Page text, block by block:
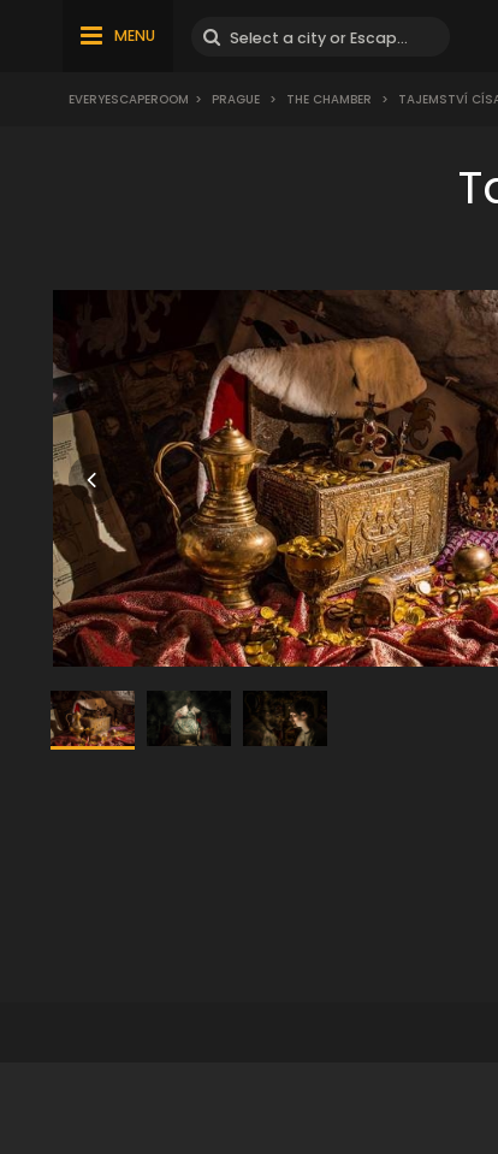
MENU
EVERYESCAPEROOM > PRAGUE > THE CHAMBER > TAJEMSTVÍ